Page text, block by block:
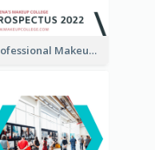
Professional Makeup School Prospectus